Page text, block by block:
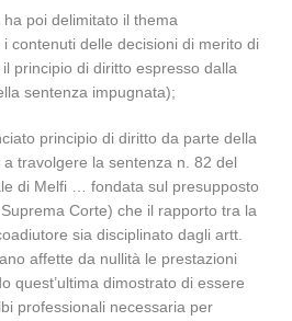
poi delimitato il thema
contenuti delle decisioni di merito di
principio di diritto espresso dalla
sentenza impugnata);
principio di diritto da parte della
travolgere la sentenza n. 82 del
di Melfi … fondata sul presupposto
Corte) che il rapporto tra la
sia disciplinato dagli artt.
affette da nullità le prestazioni
quest’ultima dimostrato di essere
professionali necessaria per